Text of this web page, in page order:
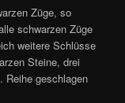
Züge, so
schwarzen Züge
weitere Schlüsse
Steine, drei
Reihe geschlagen